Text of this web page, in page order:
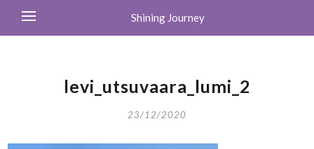
Shining Journey
levi_utsuvaara_lumi_2
23/12/2020